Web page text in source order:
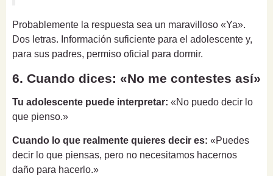
Probablemente la respuesta sea un maravilloso «Ya».
Dos letras. Información suficiente para el adolescente y,
para sus padres, permiso oficial para dormir.
6. Cuando dices: «No me contestes así»
Tu adolescente puede interpretar: «No puedo decir lo
que pienso.»
Cuando lo que realmente quieres decir es: «Puedes
decir lo que piensas, pero no necesitamos hacernos
daño para hacerlo.»